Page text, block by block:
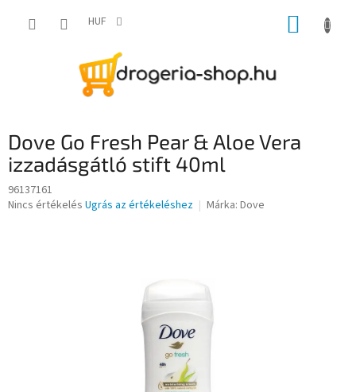
HUF KOSÁR
Dove Go Fresh Pear & Aloe Vera
izzadásgátló stift 40ml
96137161
A
Nincs értékelés Ugrás az értékeléshez Márka: Dove